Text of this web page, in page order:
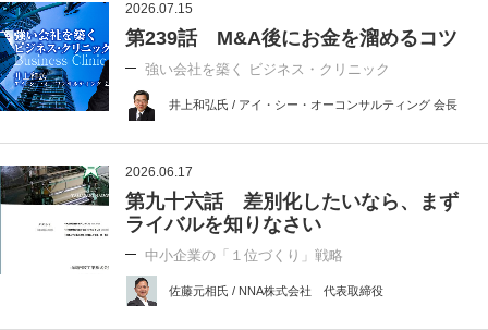
2026.07.15
第239話 M&A後にお金を溜めるコツ
強い会社を築く ビジネス・クリニック
井上和弘氏 / アイ・シー・オーコンサルティング 会長
2026.06.17
第九十六話 差別化したいなら、まず
ライバルを知りなさい
中小企業の「１位づくり」戦略
佐藤元相氏 / NNA株式会社 代表取締役